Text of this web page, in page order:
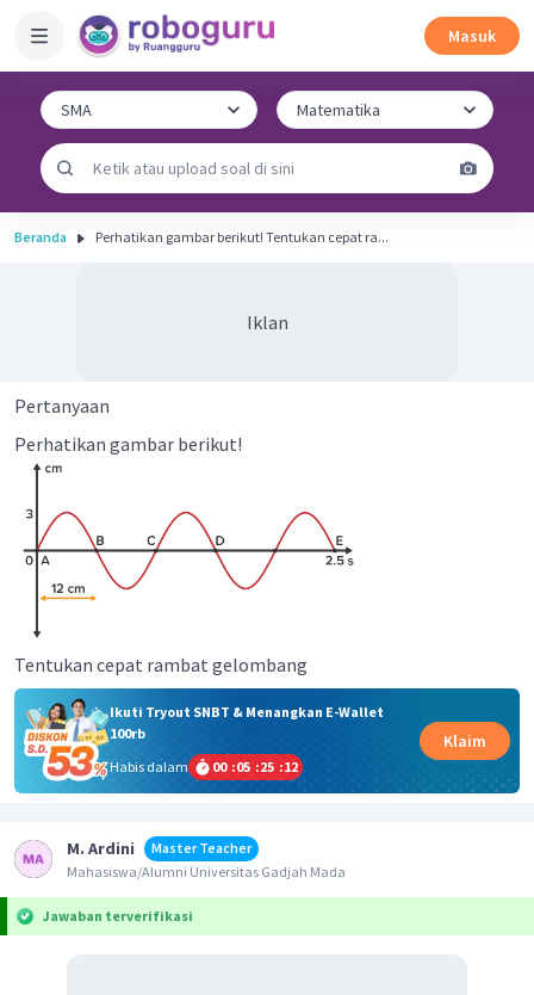
Masuk
Beranda Perhatikan gambar berikut! Tentukan cepat ra...
Iklan
Pertanyaan
Perhatikan gambar berikut!
Tentukan cepat rambat gelombang
Ikuti Tryout SNBT & Menangkan E-Wallet
100rb
Habis dalam
00 :05 :25 :12
Klaim
M. Ardini
Master Teacher
Mahasiswa/Alumni Universitas Gadjah Mada
Jawaban terverifikasi